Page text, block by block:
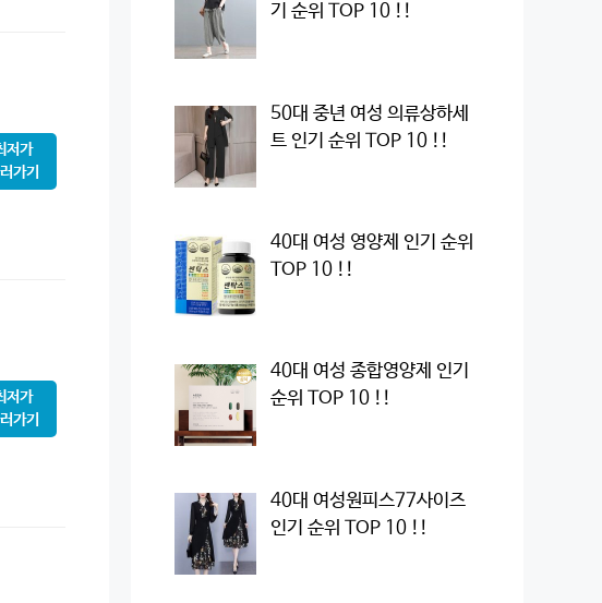
저가
가기
저가
가기
기 순위 TOP 10 !!
50대 중년 여성 의류상하세
트 인기 순위 TOP 10 !!
40대 여성 영양제 인기 순위
TOP 10 !!
40대 여성 종합영양제 인기
순위 TOP 10 !!
40대 여성원피스77사이즈
인기 순위 TOP 10 !!